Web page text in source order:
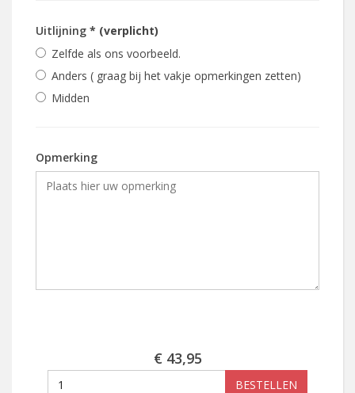
Uitlijning * (verplicht)
Zelfde als ons voorbeeld.
Anders ( graag bij het vakje opmerkingen zetten)
Midden
Opmerking
€ 43,95
BESTELLEN